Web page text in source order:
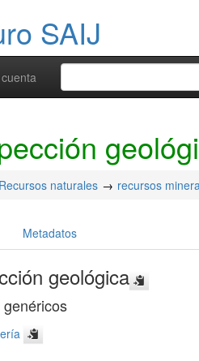
SAIJ
Recursos naturales recursos
Metadatos
geológica